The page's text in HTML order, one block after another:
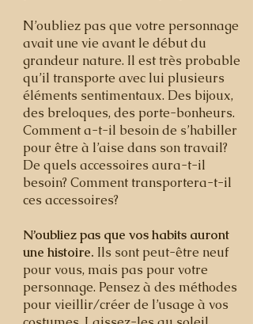
N’oubliez pas que votre personnage
avait une vie avant le début du
grandeur nature. Il est très probable
qu’il transporte avec lui plusieurs
éléments sentimentaux. Des bijoux,
des breloques, des porte-bonheurs.
Comment a-t-il besoin de s’habiller
pour être à l’aise dans son travail?
De quels accessoires aura-t-il
besoin? Comment transportera-t-il
ces accessoires?
N’oubliez pas que vos habits auront
une histoire. Ils sont peut-être neuf
pour vous, mais pas pour votre
personnage. Pensez à des méthodes
pour vieillir/créer de l’usage à vos